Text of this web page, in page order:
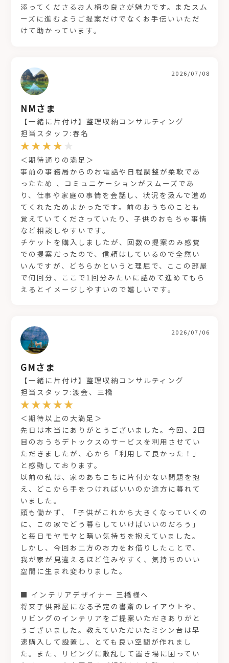
添ってくださるお人柄の良さが魅力です。またスム
ーズに進むようご提案だけでなくお手伝いいただ
けて助かっています。
NMさま
2026/07/08
【一緒に片付け】整理収納コンサルティング
担当スタッフ:春名
＜期待通りの満足＞
事前の事務局からのお電話や日程調整が柔軟であ
ったため 、コミュニケーションがスムーズであ
り、仕事や家庭の事情を会話し、状況を汲んで進め
てくれたためよかったです。前のおうちのことも
覚えていてくださっていたり、子供のおもちゃ事情
など相談しやすいです。
チケットを購入しましたが、回数の提案のみ感覚
での提案だったので、信頼はしているので全然い
いんですが、どちらかというと理屈で、ここの部屋
で何回分、ここで1回分みたいに詰めて進めてもら
えるとイメージしやすいので嬉しいです。
GMさま
2026/07/06
【一緒に片付け】整理収納コンサルティング
担当スタッフ:渡会、三橋
＜期待以上の大満足＞
先日は本当にありがとうございました。今回、2回
目のおうちデトックスのサービスを利用させてい
ただきましたが、心から「利用して良かった！」
と感動しております。
以前の私は、家のあちこちに片付かない問題を抱
え、どこから手をつければいいのか途方に暮れて
いました。
頭も働かず、「子供がこれから大きくなっていくの
に、この家でどう暮らしていけばいいのだろう」
と毎日モヤモヤと暗い気持ちを抱えていました。
しかし、今回お二方のお力をお借りしたことで、
我が家が見違えるほど住みやすく、気持ちのいい
空間に生まれ変わりました。
■ インテリアデザイナー 三橋様へ
将来子供部屋になる予定の書斎のレイアウトや、
リビングのインテリアをご提案いただきありがと
うございました。教えていただいたミシン台は早
速購入して設置し、とても良い空間が作れまし
た。また、リビングに散乱して置き場に困ってい